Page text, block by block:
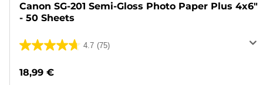
Canon SG-201 Semi-Gloss Photo Paper Plus 4x6"
- 50 Sheets
4.7 (75)
4.7
18,99 €